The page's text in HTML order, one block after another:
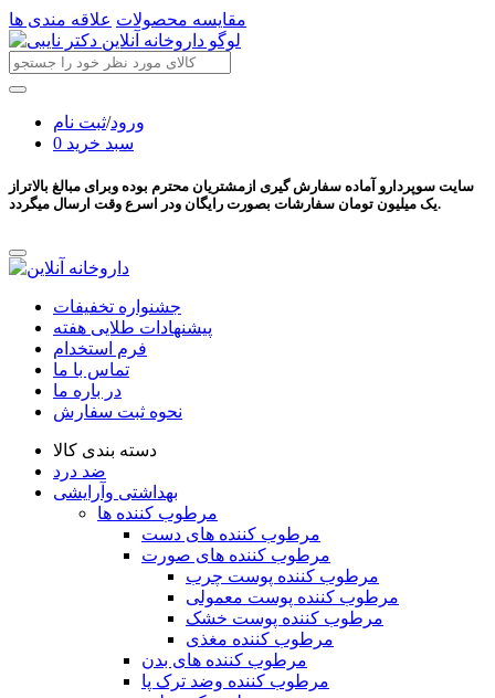
مقایسه محصولات علاقه مندی ها
ورود/ثبت نام
سبد خرید 0
سایت سوپردارو آماده سفارش گیری ازمشتریان محترم بوده وبرای مبالغ بالاتراز
یک میلیون تومان سفارشات بصورت رایگان ودر اسرع وقت ارسال میگردد.
جشنواره تخفیفات
پیشنهادات طلایی هفته
فرم استخدام
تماس با ما
در باره ما
نحوه ثبت سفارش
دسته بندی کالا
ضد درد
بهداشتی وآرایشی
مرطوب کننده ها
مرطوب کننده های دست
مرطوب کننده های صورت
مرطوب کننده پوست چرب
مرطوب کننده پوست معمولی
مرطوب کننده پوست خشک
مرطوب کننده مغذی
مرطوب کننده های بدن
مرطوب کننده وضد ترک پا